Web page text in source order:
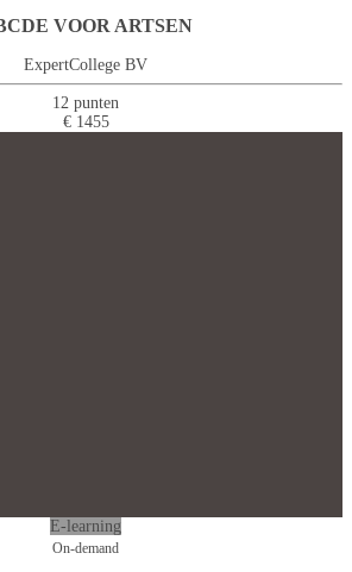
VOOR ARTSEN
ExpertCollege BV
12 punten
€ 1455
E-learning
On-demand